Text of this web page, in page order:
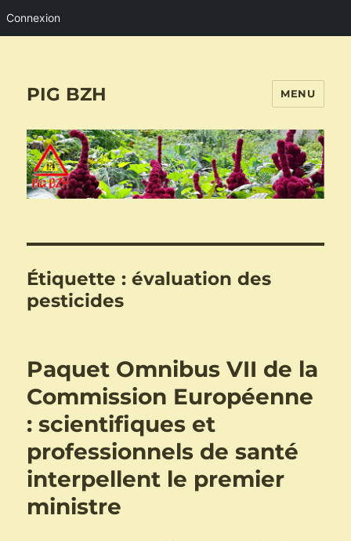
Connexion
PIG BZH MENU
Étiquette :évaluation des
pesticides
Paquet Omnibus VII de la
Commission Européenne
: scientifiques et
professionnels de santé
interpellent le premier
ministre